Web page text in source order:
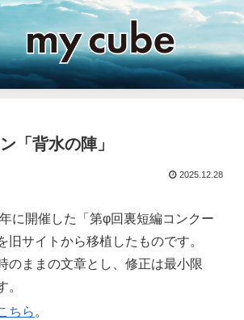
「背水の陣」
2025.12.28
に開催した「第φ回裏短編コンクー
旧サイトから移植したものです。
のままの文章とし、修正は最小限
。
ちら 。